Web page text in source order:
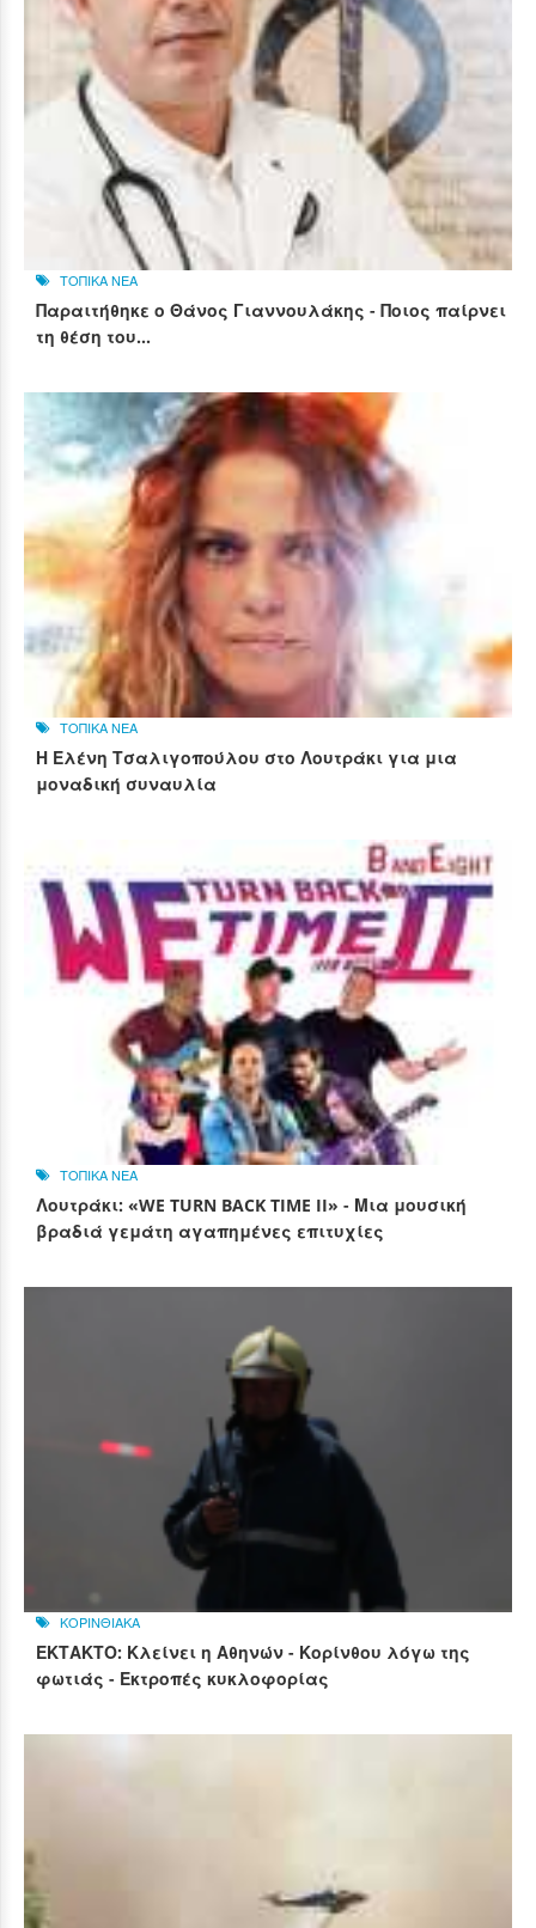
ΤΟΠΙΚΑ ΝΕΑ
Παραιτήθηκε ο Θάνος Γιαννουλάκης - Ποιος παίρνει
τη θέση του...
ΤΟΠΙΚΑ ΝΕΑ
Η Ελένη Τσαλιγοπούλου στο Λουτράκι για μια
μοναδική συναυλία
ΤΟΠΙΚΑ ΝΕΑ
Λουτράκι: «WE TURN BACK TIME II» - Μια μουσική
βραδιά γεμάτη αγαπημένες επιτυχίες
ΚΟΡΙΝΘΙΑΚΑ
ΕΚΤΑΚΤΟ: Κλείνει η Αθηνών - Κορίνθου λόγω της
φωτιάς - Εκτροπές κυκλοφορίας